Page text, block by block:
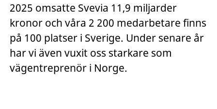
2025 omsatte Svevia 11,9 miljarder
kronor och våra 2 200 medarbetare finns
på 100 platser i Sverige. Under senare år
har vi även vuxit oss starkare som
vägentreprenör i Norge.